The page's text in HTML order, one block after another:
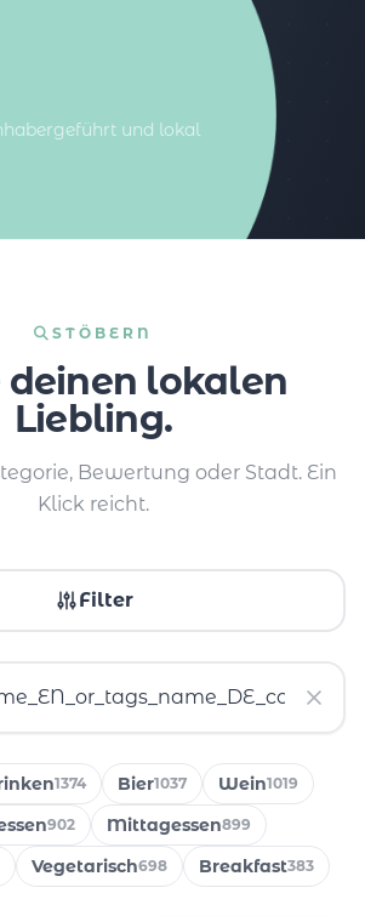
und lokal
STÖBERN
deinen lokalen
Liebling.
Bewertung oder Stadt. Ein
Klick reicht.
Filter
1374 Bier1037 Wein1019
902 Mittagessen899
Vegetarisch698 Breakfast383